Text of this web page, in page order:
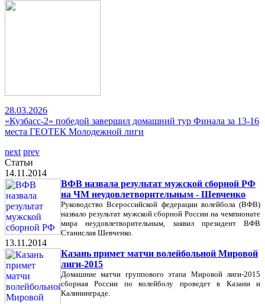
28.03.2026
«Кузбасс-2» победой завершил домашний тур Финала за 13-16
места ГЕОТЕК Молодежной лиги
next prev
Статьи
14.11.2014
ВФВ назвала результат мужской сборной РФ
на ЧМ неудовлетворительным - Шевченко
Руководство Всероссийской федерации волейбола (ВФВ)
назвало результат мужской сборной России на чемпионате
мира неудовлетворительным, заявил президент ВФВ
Станислав Шевченко.
13.11.2014
Казань примет матчи волейбольной Мировой
лиги-2015
Домашние матчи группового этапа Мировой лиги-2015
сборная России по волейболу проведет в Казани и
Калининграде.